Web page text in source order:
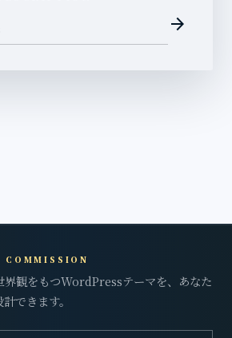
arrow_forward
COMMISSION
界観をもつWordPressテーマを、あなた
できます。